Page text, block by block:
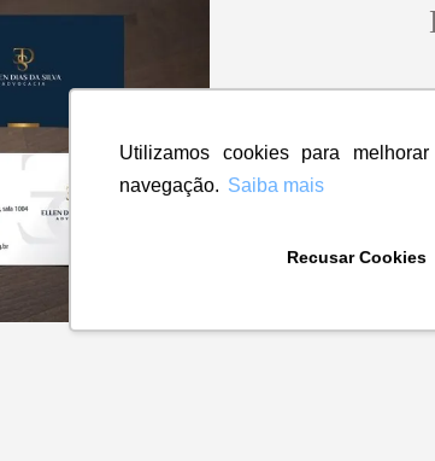
Utilizamos cookies para
navegação. Saiba mais
Recusar Cookies